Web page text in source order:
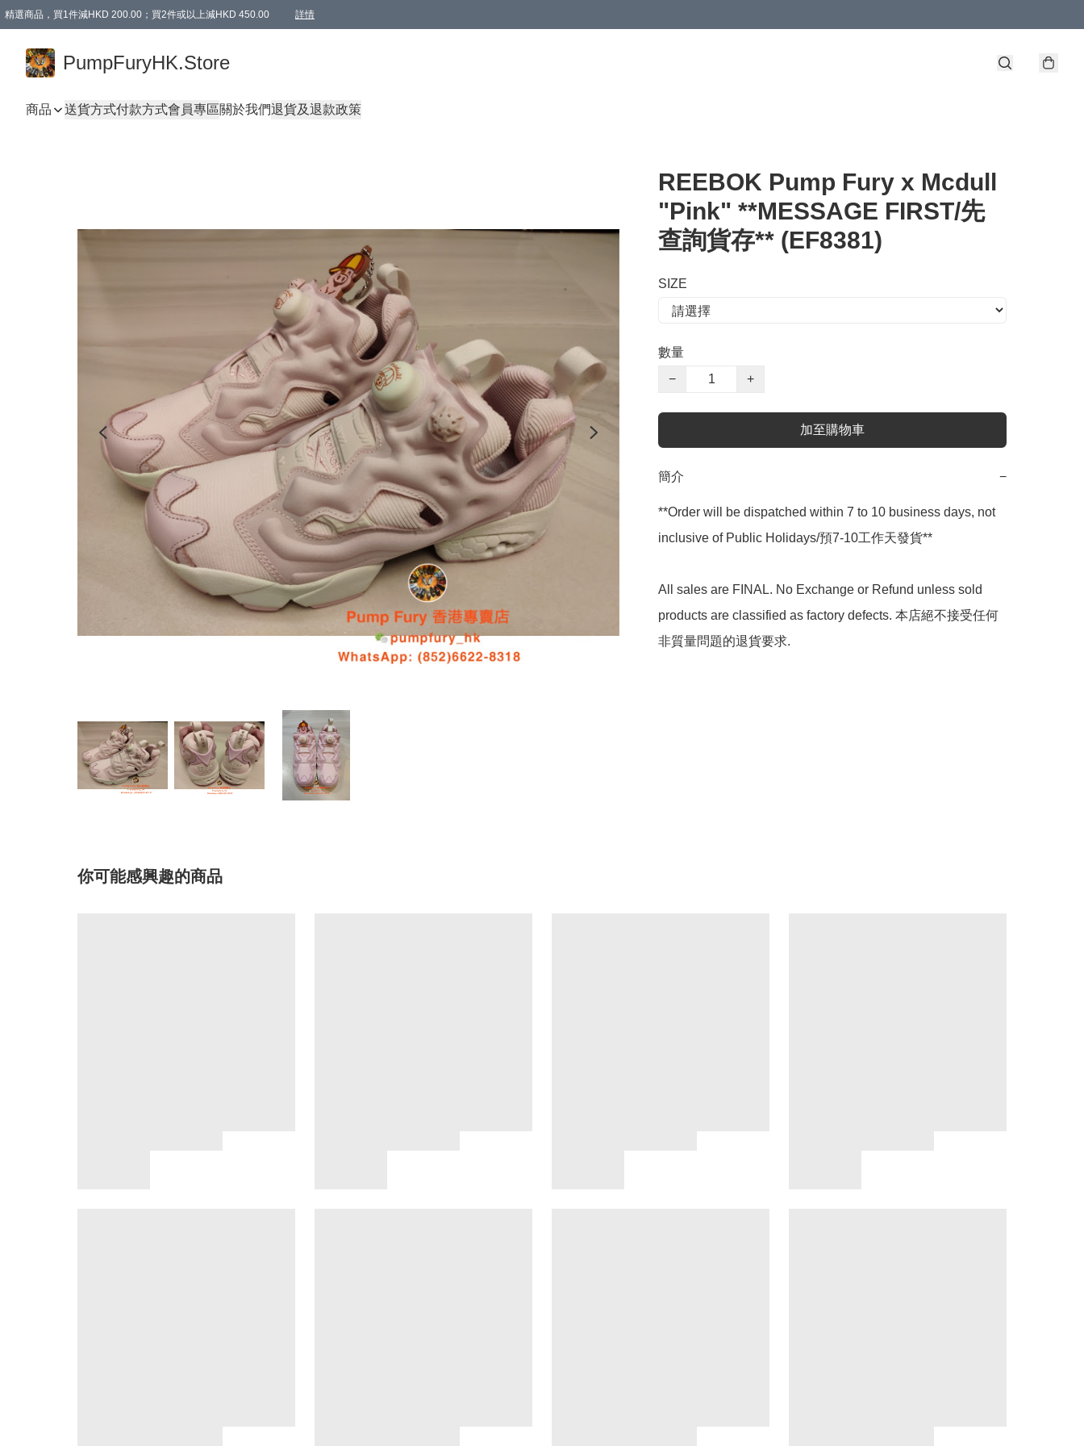
精選商品，買1件減HKD 200.00；買2件或以上減HKD 450.00 詳情
PumpFuryHK.Store
商品 送貨方式付款方式會員專區關於我們退貨及退款政策
REEBOK Pump Fury x Mcdull
"Pink" **MESSAGE FIRST/先
查詢貨存** (EF8381)
SIZE
數量
−
+
加至購物車
簡介 −
**Order will be dispatched within 7 to 10 business days, not
inclusive of Public Holidays/預7-10工作天發貨**
All sales are FINAL. No Exchange or Refund unless sold
products are classified as factory defects. 本店絕不接受任何
非質量問題的退貨要求.
你可能感興趣的商品